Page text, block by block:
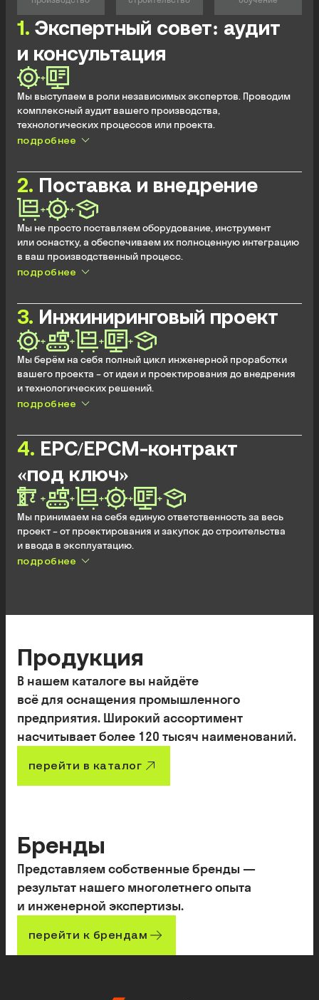
1. Экспертный совет: аудит
и консультация
+
Мы выступаем в роли независимых экспертов. Проводим
комплексный аудит вашего производства,
технологических процессов или проекта.
Анализ текущей ситуации, выявление узких мест, потерь
Подготовка рекомендаций и дорожной карты
по оптимизации, модернизации или реализации проекта.
Консультации по выбору оборудования, технологий,
инструмента.
подробнее
2. Поставка и внедрение
+ +
Мы не просто поставляем оборудование, инструмент
или оснастку, а обеспечиваем их полноценную интеграцию
в ваш производственный процесс.
Подбор и поставка оптимального технологического
Полное инжиниринг-сопровождение: разработка ТП и УП,
пуско-наладка, испытания.
Обучение вашего персонала.
Гарантийная и сервисная поддержка.
подробнее
3. Инжиниринговый проект
+ + + +
Мы берём на себя полный цикл инженерной проработки
вашего проекта – от идеи и проектирования до внедрения
и технологических решений.
Конструкторское проектирование и инженерные
Разработка технологических процессов и управляющих
программ.
или участка.
Подготовка полного комплекта конструкторской
и технологической документации.
Подбор или изготовление инструмента и оснастки.
подробнее
4. EPC/EPCM-контракт
«под ключ»
+ + + + +
Мы принимаем на себя единую ответственность за весь
проект – от проектирования и закупок до строительства
и ввода в эксплуатацию.
EPC (Engineering, Procurement, Construction): полный цикл
подробнее
Продукция
В нашем каталоге вы найдёте
всё для оснащения промышленного
предприятия. Широкий ассортимент
насчитывает более 120 тысяч наименований.
перейти в каталог
Бренды
Представляем собственные бренды —
результат нашего многолетнего опыта
и инженерной экспертизы.
перейти к брендам